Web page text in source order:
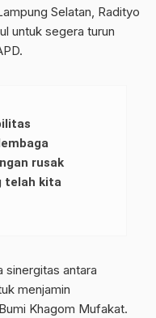
Selatan, Radityo
untuk segera turun
rusak
telah kita
sinergitas antara
menjamin
Khagom Mufakat.